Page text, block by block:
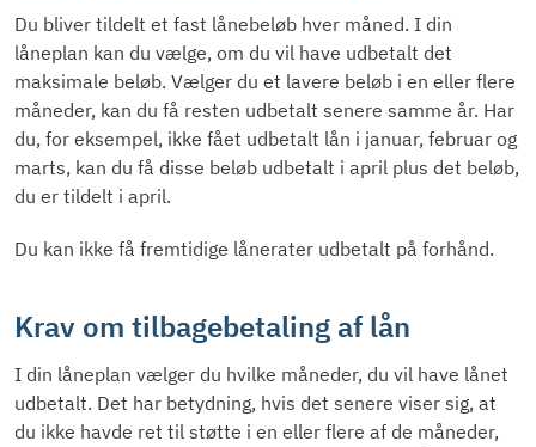
Du bliver tildelt et fast lånebeløb hver måned. I din
låneplan kan du vælge, om du vil have udbetalt det
maksimale beløb. Vælger du et lavere beløb i en eller flere
måneder, kan du få resten udbetalt senere samme år. Har
du, for eksempel, ikke fået udbetalt lån i januar, februar og
marts, kan du få disse beløb udbetalt i april plus det beløb,
du er tildelt i april.
Du kan ikke få fremtidige lånerater udbetalt på forhånd.
Krav om tilbagebetaling af lån
I din låneplan vælger du hvilke måneder, du vil have lånet
udbetalt. Det har betydning, hvis det senere viser sig, at
du ikke havde ret til støtte i en eller flere af de måneder,